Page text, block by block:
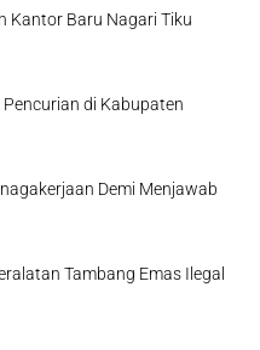
Kantor Baru Nagari Tiku
di Kabupaten
Demi Menjawab
Tambang Emas Ilegal